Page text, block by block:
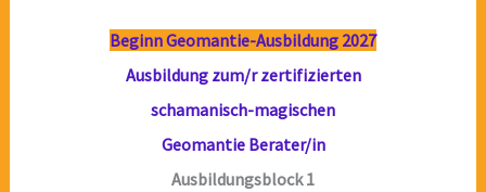
Beginn Geomantie-Ausbildung 2027
Ausbildung zum/r zertifizierten
schamanisch-magischen
Geomantie Berater/in
Ausbildungsblock 1